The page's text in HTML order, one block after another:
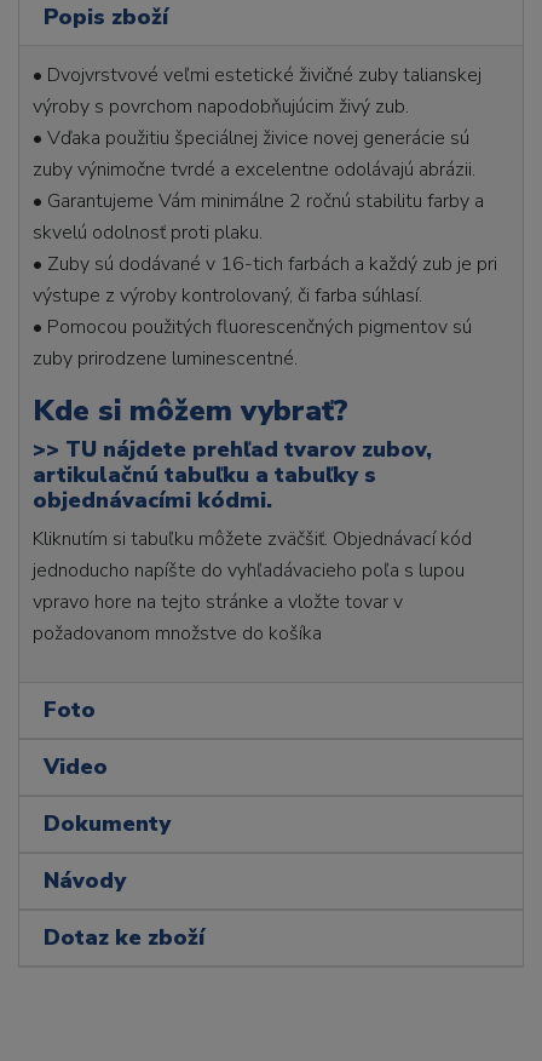
Popis zboží
• Dvojvrstvové veľmi estetické živičné zuby talianskej
výroby s povrchom napodobňujúcim živý zub.
• Vďaka použitiu špeciálnej živice novej generácie sú
zuby výnimočne tvrdé a excelentne odolávajú abrázii.
• Garantujeme Vám minimálne 2 ročnú stabilitu farby a
skvelú odolnosť proti plaku.
• Zuby sú dodávané v 16-tich farbách a každý zub je pri
výstupe z výroby kontrolovaný, či farba súhlasí.
• Pomocou použitých fluorescenčných pigmentov sú
zuby prirodzene luminescentné.
Kde si môžem vybrať?
>> TU nájdete prehľad tvarov zubov,
artikulačnú tabuľku a tabuľky s
objednávacími kódmi.
Kliknutím si tabuľku môžete zväčšiť. Objednávací kód
jednoducho napíšte do vyhľadávacieho poľa s lupou
vpravo hore na tejto stránke a vložte tovar v
požadovanom množstve do košíka
Foto
Video
Dokumenty
Návody
Dotaz ke zboží